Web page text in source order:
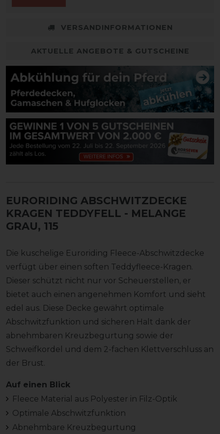
VERSANDINFORMATIONEN
AKTUELLE ANGEBOTE & GUTSCHEINE
EURORIDING ABSCHWITZDECKE
KRAGEN TEDDYFELL - MELANGE
GRAU, 115
Die kuschelige Euroriding Fleece-Abschwitzdecke
verfügt über einen soften Teddyfleece-Kragen.
Dieser schützt nicht nur vor Scheuerstellen, er
bietet auch einen angenehmen Komfort und sieht
edel aus. Diese Decke gewährt optimale
Abschwitzfunktion und sicheren Halt dank der
abnehmbaren Kreuzbegurtung sowie der
Schweifkordel und dem 2-fachen Klettverschluss an
der Brust.
Auf einen Blick
Fleece Material aus Polyester in Filz-Optik
Optimale Abschwitzfunktion
Abnehmbare Kreuzbegurtung